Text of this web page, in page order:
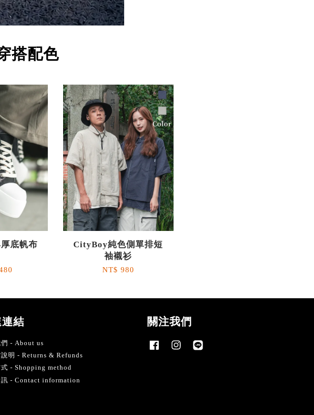
搭配色
底帆布
CityBoy純色側單排短
袖襯衫
NT$ 980
結
們 - About us
明 - Returns & Refunds
- Shopping method
訊 - Contact information
關注我們
FacebookInstagram